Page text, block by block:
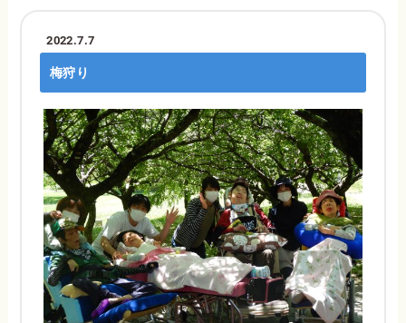
2022.7.7
梅狩り